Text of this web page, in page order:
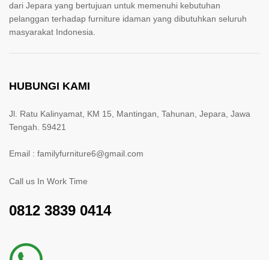
dari Jepara yang bertujuan untuk memenuhi kebutuhan
pelanggan terhadap furniture idaman yang dibutuhkan seluruh
masyarakat Indonesia.
HUBUNGI KAMI
Jl. Ratu Kalinyamat, KM 15, Mantingan, Tahunan, Jepara, Jawa
Tengah. 59421
Email : familyfurniture6@gmail.com
Call us In Work Time
0812 3839 0414